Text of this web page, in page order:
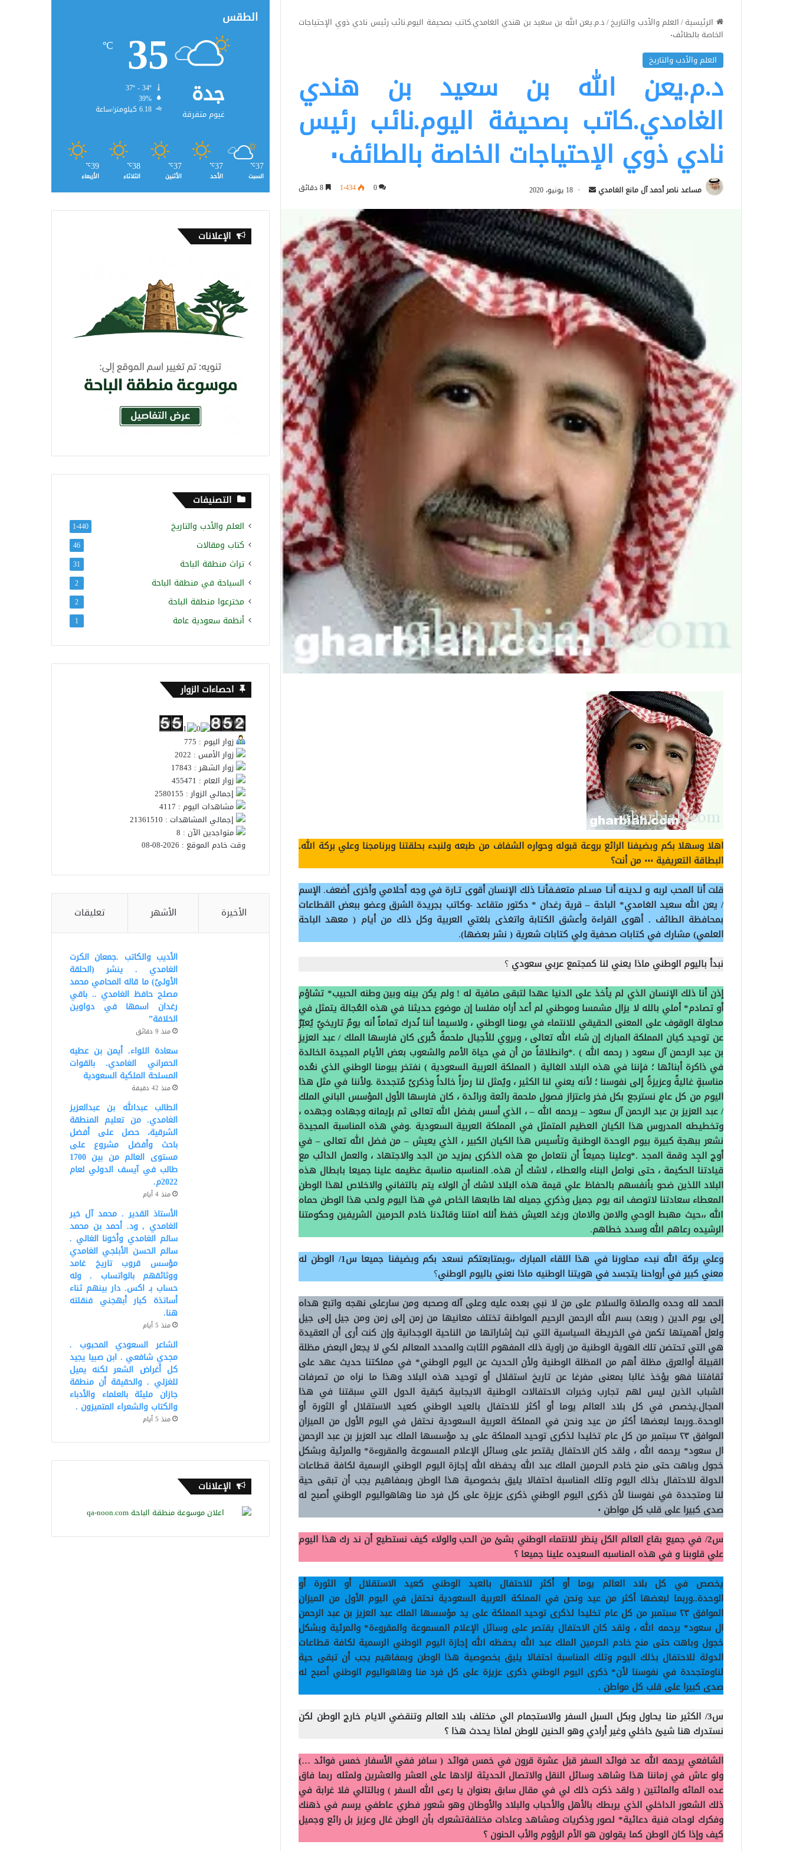
الرئيسية/العلم والأدب والتاريخ/د.م.يعن الله بن سعيد بن هندي الغامدي.كاتب بصحيفة اليوم.نائب رئيس نادي ذوي الإحتياجات
الخاصة بالطائف٠
العلم والأدب والتاريخ
د.م.يعن الله بن سعيد بن هندي
الغامدي.كاتب بصحيفة اليوم.نائب رئيس
نادي ذوي الإحتياجات الخاصة بالطائف٠
مساعد ناصر أحمد آل مانع الغامدي
أرسل
إلكترونيا
18 يونيو، 2020 0 1٬434
اهلا وسهلا بكم وبضيفنا الرائع بروعة قبوله وحواره الشفاف من طبعه ولنبدء بحلقتنا وبرنامجنا وعلي بركة الله.
البطاقة التعريفية ٠٠٠
من أنت؟
قلت أنا المحب لربه و لـدينـه أنـا مسـلم متعفـفأنـا ذلك الإنسان أقوى تـارة في وجه أحلامي وأخرى أضعف. الإسم
/ يعن الله سعيد الغامدي* الباحة – قرية رغدان * دكتور متقاعد -وكاتب بجريدة الشرق وعضو ببعض القطاعات
بمحافظة الطائف . أهوى القراءة وأعشق الكتابة واتغذى بلغتي العربية وكل ذلك من أيام ( معهد الباحة
العلمي)مشارك في كتابات صحفية ولي كتابات شعرية ( نشر بعضها).
نبدأ باليوم الوطني ماذا يعني لنا كمجتمع عربي سعودي ؟
إذن أنا ذلك الإنسان الذي لم يأخذ على الدنيا عهدا لتبقى صافية له ! ولم يكن بينه وبين وطنه الحبيب* تشاؤم
أو تصادم*أملي بالله لا يزال مشمسا وموطني لم أعد أراه مفلسا إن موضوع حديثنا في هذه العُجالة يتمثل في
محاولة الوقوف على المعنى الحقيقي للانتماء في يومنا الوطني ، ولاسيما أننا نُدرك تماماً أنه يومٌ تاريخيٌ يُعبّرُ
عن توحيد كيان المملكة المبارك إن شاء الله تعالى ، ويروي للأجيال ملحمةً كُبرى كان فارسها الملك / عبد العزيز
بن عبد الرحمن آل سعود ( رحمه الله ) .*وانطلاقاً من أن في حياة الأمم والشعوب بعض الأيام المجيدة الخالدة
في ذاكرة أبنائها ؛ فإننا في هذه البلاد الغالية ( المملكة العربية السعودية ) نفتخر بيومنا الوطني الذي نعُده
مناسبةٍ غاليةً وعزيزةً إلى نفوسنا ؛ لأنه يعني لنا الكثير ، ويُمثل لنا رمزاً خالداً وذكرىً مُتجددة .ولأننا في مثل هذا
اليوم من كل عامٍ نسترجع بكل فخر واعتزاز فصول ملحمة رائعة ورائدة ، كان فارسها الأول المؤسس الباني الملك
/ عبد العزيز بن عبد الرحمن آل سعود – يرحمه الله – ، الذي أسس بفضل الله تعالى ثم بإيمانه وجهاده وجهده ،
وتخطيطه المدروس هذا الكيان العظيم المتمثل في المملكة العربية السعودية .وفي هذه المناسبة المجيدة
نشعر ببهجة كبيرة بيوم الوحدة الوطنية وتأسيس هذا الكيان الكبير ، الذي يعيش – من فضل الله تعالى – في
أوج الجِد وقمة المجد .*وعلينا جميعاً أن نتعامل مع هذه الذكرى بمزيد من الجد والاجتهاد ، والعمل الدائب مع
قيادتنا الحكيمة ، حتى نواصل البناء والعطاء ، لاشك أن هذه. المناسبه مناسبة عظيمه علينا جميعا بابطال هذه
البلاد اللذين ضحو بأنفسهم بالحفاظ علي قيمة هذه البلاد لاشك أن الولاء يتم بالتفاني والاخلاص لهذا الوطن
المعطاء سعادتنا لاتوصف انه يوم جميل وذكري جميله لها طابعها الخاص في هذا اليوم ولحب هذا الوطن حماه
الله ،،حيث مهبط الوحي والامن والامان ورغد العيش خفظ ألله امتنا وقائدنا خادم الحرمين الشريفين وحكومتنا
الرشيده رعاهم الله وسدد خطاهم.
وعلي بركة الله نبدء محاورنا في هذا اللقاء المبارك ،،وبمتابعتكم نسعد بكم وبضيفنا جميعا
س1/ الوطن له
معني كبير في أرواحنا يتجسد في هويتنا الوطنيه ماذا نعني باليوم الوطني؟
الحمد لله وحده والصلاة والسلام على من لا نبي بعده عليه وعلى آله وصحبه ومن سارعلى نهجه واتبع هداه
إلى يوم الدين ( وبعد) بسم الله الرحمن الرحيم المواطنة تختلف معانيها من زمن إلى زمن ومن جيل إلى جيل
ولعل أهميتها تكمن في الخريطة السياسية التي تبث إشاراتها من الناحية الوجدانية وإن كنت أرى أن العقيدة
هي التي تحتضن تلك الهوية الوطنية من زاوية ذلك المفهوم الثابت والمحدد المعالم لكي لا يجعل البعض مظلة
القبيلة أوالعرق مظلة أهم من المظلة الوطنية ولأن الحديث عن اليوم الوطني* في مملكتنا حديث عهد على
ثقافتنا فهو يؤخذ غالبا بمعنى مفرغا عن تاريخ استقلال أو توحيد هذه البلاد وهذا ما نراه من تصرفات
الشباب الذين ليس لهم تجارب وخبرات الاحتفالات الوطنية الايجابية كبقية الدول التي سبقتنا في هذا
المجال.يخصص في كل بلاد العالم يوما أو أكثر للاحتفال بالعيد الوطني كعيد الاستقلال أو الثورة أو
الوحدة..وربما لبعضها أكثر من عيد ونحن في المملكة العربية السعودية نحتفل في اليوم الأول من الميزان
الموافق ٢٣ سبتمبر من كل عام تخليدا لذكرى توحيد المملكة على يد مؤسسها الملك عبد العزيز بن عبد الرحمن
ال سعود* يرحمه الله ، ولقد كان الاحتفال يقتصر على وسائل الإعلام المسموعة والمقروءة* والمرئية وبشكل
خجول وباهت حتى منح خادم الحرمين الملك عبد الله يحفظه الله إجازة اليوم الوطني الرسمية لكافة قطاعات
الدولة للاحتفال بذلك اليوم وتلك المناسبة احتفالا يليق بخصوصية هذا الوطن وبمفاهيم يجب أن تبقى حية
لنا ومتجددة في نفوسنا لأن ذكرى اليوم الوطني ذكرى عزيزة على كل فرد منا وهاهواليوم الوطني أصبح له
صدى كبيرا على قلب كل مواطن ٠
س2/ في جميع بقاع العالم الكل ينظر للانتماء الوطني بشئ من الحب والولاء كيف نستطيع أن ند رك هذا اليوم
علي قلوبنا و في هذه المناسبه السعيده علينا جميعا ؟
يخصص في كل بلاد العالم يوما أو أكثر للاحتفال بالعيد الوطني كعيد الاستقلال أو الثورة أو
الوحدة..وربما لبعضها أكثر من عيد ونحن في المملكة العربية السعودية نحتفل في اليوم الأول من الميزان
الموافق ٢٣ سبتمبر من كل عام تخليدا لذكرى توحيد المملكة على يد مؤسسها الملك عبد العزيز بن عبد الرحمن
ال سعود* يرحمه الله ، ولقد كان الاحتفال يقتصر على وسائل الإعلام المسموعة والمقروءة* والمرئية وبشكل
خجول وباهت حتى منح خادم الحرمين الملك عبد الله يحفظه الله إجازة اليوم الوطني الرسمية لكافة قطاعات
الدولة للاحتفال بذلك اليوم وتلك المناسبة احتفالا يليق بخصوصية هذا الوطن وبمفاهيم يجب أن تبقى حية
لناومتجددة في نفوسنا لأن* ذكرى اليوم الوطني ذكرى عزيزة على كل فرد منا وهاهواليوم الوطني أصبح له
صدى كبيرا على قلب كل مواطن .
س3/ الكثير منا يحاول وبكل السبل السفر والاستجمام الي مختلف بلاد العالم وتنقضي الايام خارج الوطن لكن
نستدرك هنا شيئ داخلي وغير أرادي وهو الحنين للوطن لماذا يحدث هذا ؟
الشافعي يرحمه الله عد فوائد السفر قبل عشرة قرون في خمس فوائد ( سافر ففي الأسفار خمس فوائد …)
ولو عاش في زماننا هذا وشاهد وسائل النقل والاتصال الحديثة لزادها على العشر والعشرين ولمثله ربما فاق
عده المائه والمائتين ( ولقد ذكرت ذلك لي في مقال سابق بعنوان يا رعى الله السفر ) وبالتالي فلا غرابة في
ذلك الشعور الداخلي الذي يربطك بالأهل والأحباب والبلاد والأوطان وهو شعور فطري عاطفي يرسم في ذهنك
وفكرك لوحات فنية دعائية* لصور وذكريات ومشاهد وعادات مختلفةتشعرك بأن الوطن غال وعزيز بل رائع وجميل
كيف وإذا كان الوطن كما يقولون هو الأم الرؤوم والأب الحنون ؟
الطقس
جدة
غيوم متفرقة
35
℃
39%
6.18 كيلومتر/ساعة
37
℃
السبت
37
℃
الأحد
37
℃
الأثنين
38
℃
الثلاثاء
39
℃
الأربعاء
الإعلانات
التصنيفات
العلم والأدب والتاريخ 1٬440
كتاب ومقالات 46
تراث منطقة الباحة 31
السياحة في منطقة الباحة 2
مخترعوا منطقة الباحة 2
أنظمة سعودية عامة 1
احصاءات الزوار
زوار اليوم : 775
زوار الأمس : 2022
زوار الشهر : 17843
زوار العام : 455471
إجمالي الزوار : 2580155
مشاهدات اليوم : 4117
إجمالي المشاهدات : 21361510
متواجدين الآن : 8
وقت خادم الموقع : 2026-08-08
الأخيرة الأشهر تعليقات
الأديب والكاتب .جمعان الكرت
الغامدي . ينشر (الحلقة
الأولىً) ما قاله المحامي محمد
مصلح حافظ الغامدي .. باقي
رغدان اسمها في دواوين
الخلافة”
منذ 9 دقائق
سعادة اللواء. أيمن بن عطيه
الحمراني الغامدي. بالقوات
المسلحة الملكية السعودية
منذ 42 دقيقة
الطالب عبدالله بن عبدالعزيز
الغامدي. من تعليم المنطقة
الشرقية، حصل على أفضل
باحث وأفضل مشروع على
مستوى العالم من بين 1700
طالب في آيسف الدولي لعام
2022م.
منذ 4 أيام
الأستاذ القدير . محمد آل خير
الغامدي , ود. أحمد بن محمد
سالم الغامدي وأخونا الغالي .
سالم الحسن الأبلجي الغامدي
مؤسس قروب تاريخ غامد
ووثائقهم بالواتساب . وله
حساب بـ اكس. دار بينهم ثناء
أساتذة كبار أبهجني فنقلته
هنا.
منذ 5 أيام
الشاعر السعودي المحبوب .
مجدي شافعي . ابن صبيا يجيد
كل أغراض الشعر لكنه يميل
للغزلي . والحقيقة أن منطقة
جازان مليئة بالعلماء والأدباء
والكتاب والشعراء المتميزون .
منذ 5 أيام
الإعلانات